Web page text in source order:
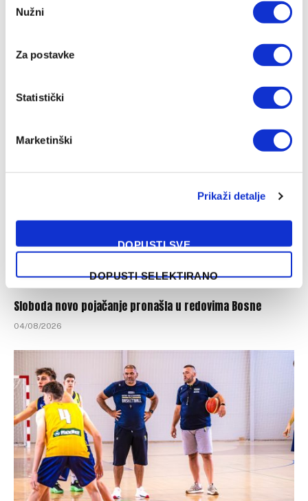
Selection
Nužni
Za postavke
Statistički
Marketinški
Prikaži detalje
DOPUSTI SVE
DOPUSTI SELEKTIRANO
Sloboda novo pojačanje pronašla u redovima Bosne
04/08/2026